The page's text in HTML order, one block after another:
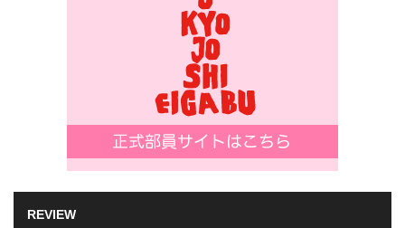
REVIEW